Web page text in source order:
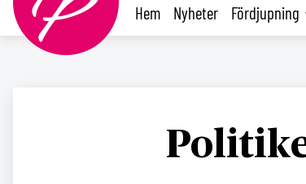
Hem Nyheter Fördjupning